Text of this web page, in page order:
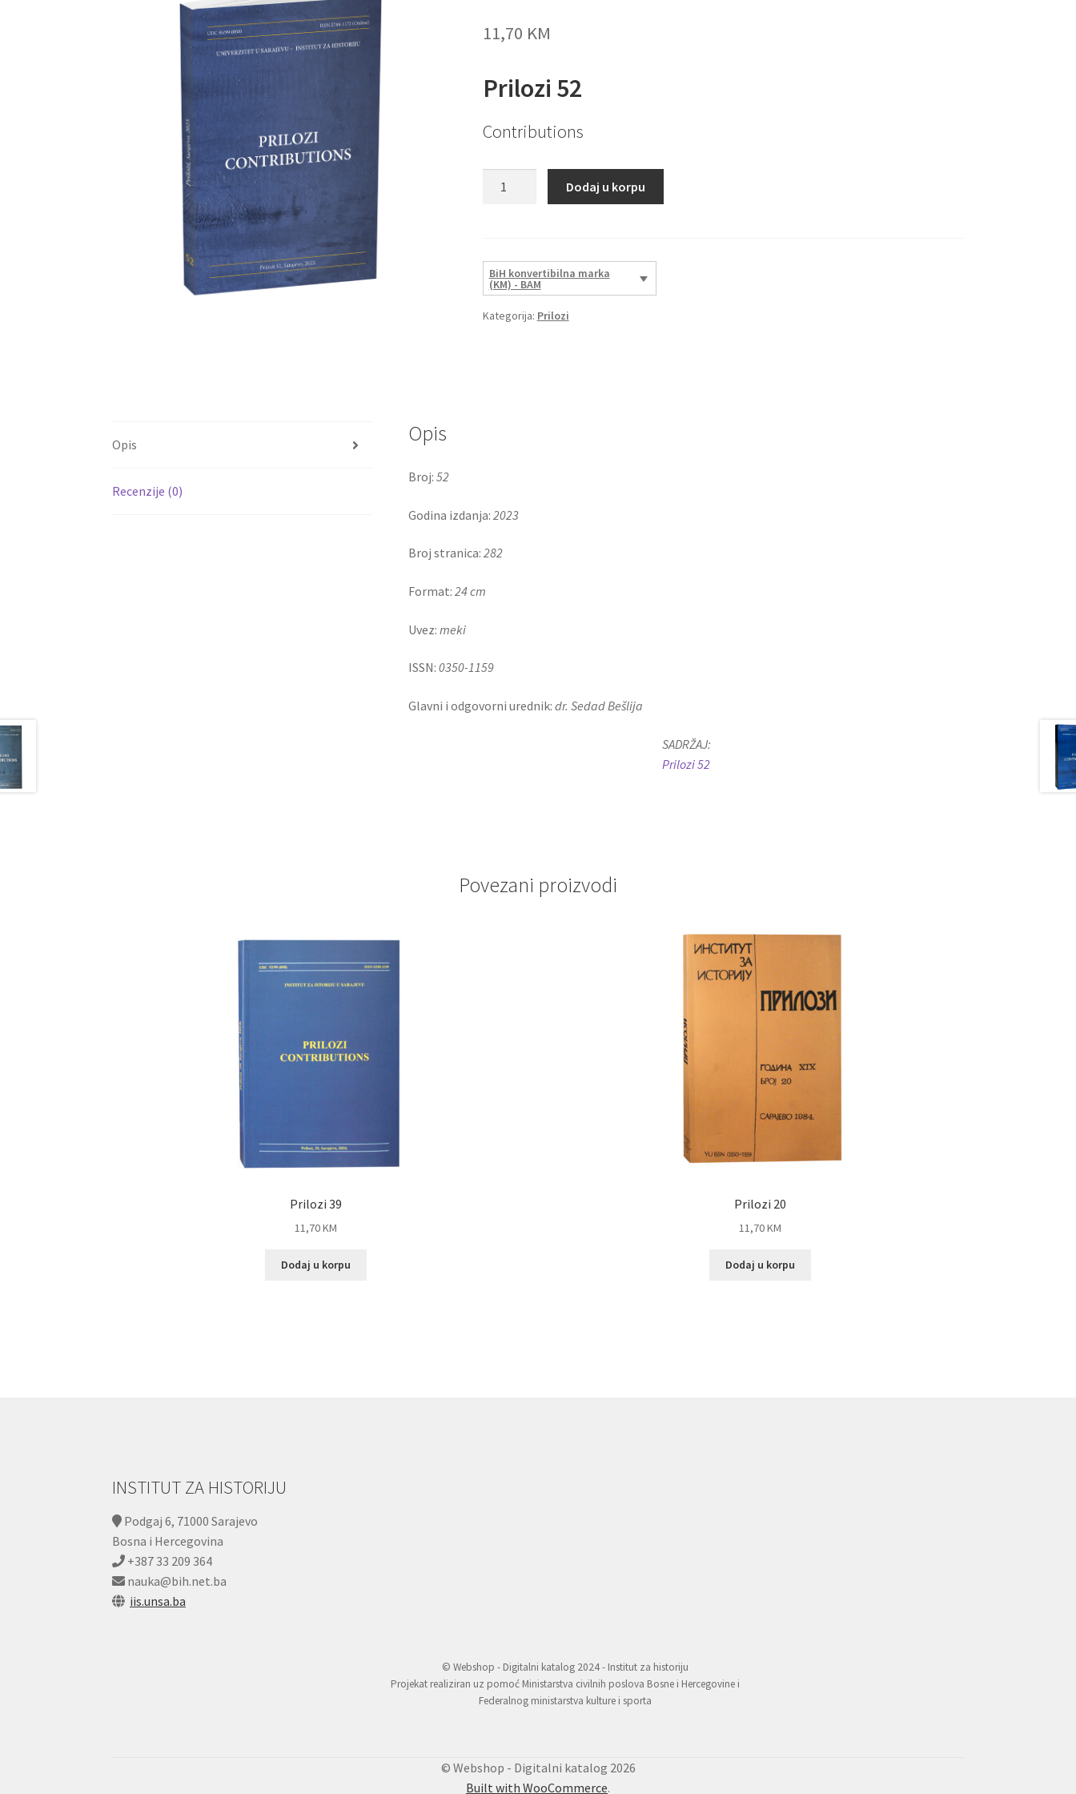
11,70 KM
Prilozi 52
Contributions
Dodaj u korpu
BiH konvertibilna marka
(KM) - BAM
Kategorija: Prilozi
Opis
Recenzije (0)
Opis
Broj:52
Godina izdanja:2023
Broj stranica:282
Format:24 cm
Uvez:meki
ISSN:0350-1159
Glavni i odgovorni urednik:dr. Sedad Bešlija
SADRŽAJ:
Prilozi 52
Povezani proizvodi
Prilozi 39
11,70KM
Dodaj u korpu
Prilozi 20
11,70KM
Dodaj u korpu
INSTITUT ZA HISTORIJU
Podgaj 6, 71000 Sarajevo
Bosna i Hercegovina
+387 33 209 364
nauka@bih.net.ba
iis.unsa.ba
© Webshop - Digitalni katalog 2024 - Institut za historiju
Projekat realiziran uz pomoć Ministarstva civilnih poslova Bosne i Hercegovine i
Federalnog ministarstva kulture i sporta
© Webshop - Digitalni katalog 2026
Built with WooCommerce.